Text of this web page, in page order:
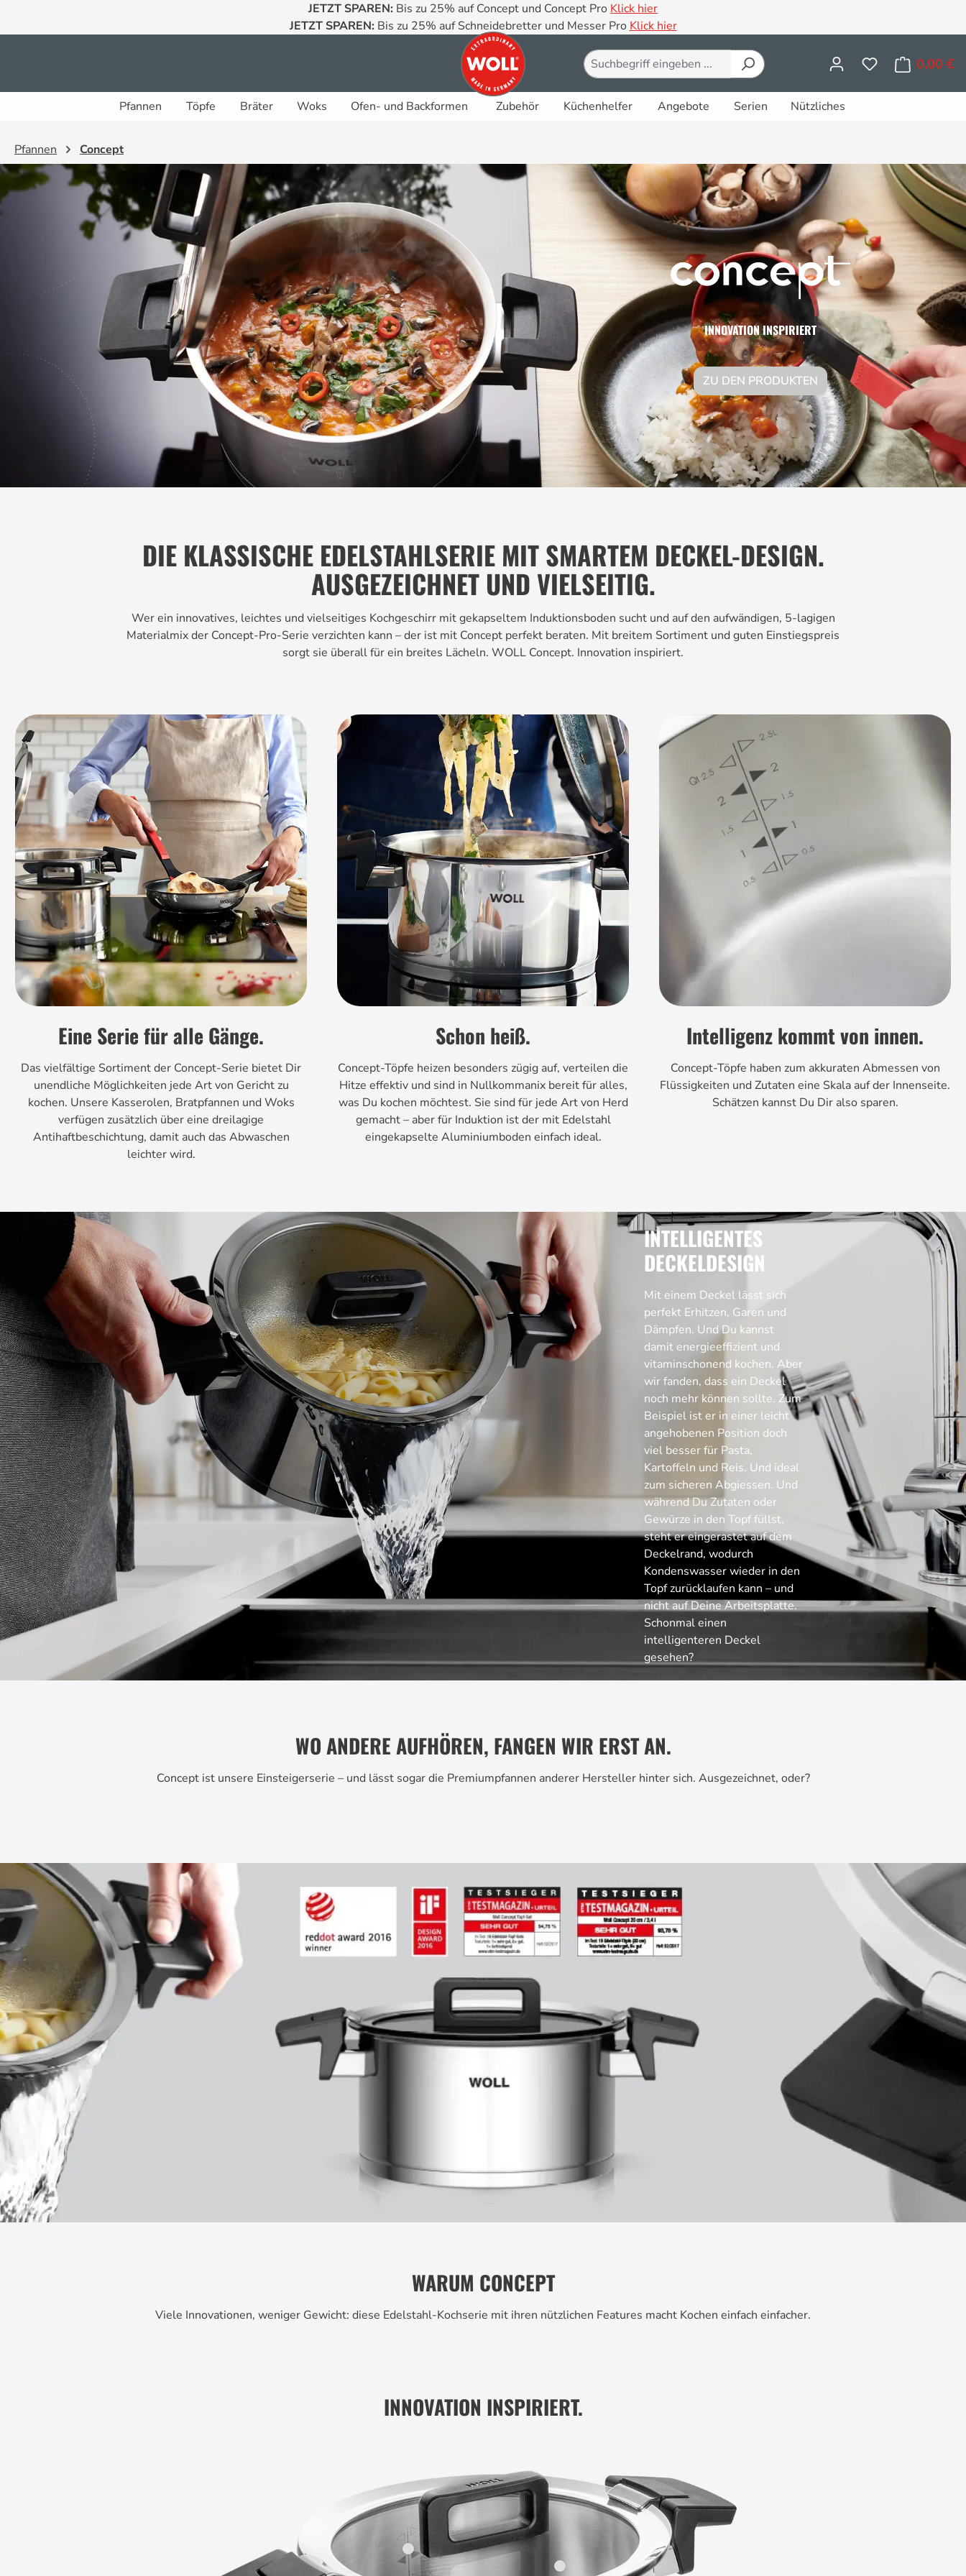
JETZT SPAREN: Bis zu 25% auf Concept und Concept Pro Klick hier
JETZT SPAREN: Bis zu 25% auf Schneidebretter und Messer Pro Klick hier
0,00 €
Pfannen Töpfe Bräter Woks Ofen- und Backformen Zubehör Küchenhelfer Angebote Serien Nützliches
Pfannen Concept
INNOVATION INSPIRIERT
ZU DEN PRODUKTEN
DIE KLASSISCHE EDELSTAHLSERIE MIT SMARTEM DECKEL-DESIGN.
AUSGEZEICHNET UND VIELSEITIG.
Wer ein innovatives, leichtes und vielseitiges Kochgeschirr mit gekapseltem Induktionsboden sucht und auf den aufwändigen, 5-lagigen
Materialmix der Concept-Pro-Serie verzichten kann – der ist mit Concept perfekt beraten. Mit breitem Sortiment und guten Einstiegspreis
sorgt sie überall für ein breites Lächeln. WOLL Concept. Innovation inspiriert.
Eine Serie für alle Gänge.
Das vielfältige Sortiment der Concept-Serie bietet Dir
unendliche Möglichkeiten jede Art von Gericht zu
kochen. Unsere Kasserolen, Bratpfannen und Woks
verfügen zusätzlich über eine dreilagige
Antihaftbeschichtung, damit auch das Abwaschen
leichter wird.
Schon heiß.
Concept-Töpfe heizen besonders zügig auf, verteilen die
Hitze effektiv und sind in Nullkommanix bereit für alles,
was Du kochen möchtest. Sie sind für jede Art von Herd
gemacht – aber für Induktion ist der mit Edelstahl
eingekapselte Aluminiumboden einfach ideal.
Intelligenz kommt von innen.
Concept-Töpfe haben zum akkuraten Abmessen von
Flüssigkeiten und Zutaten eine Skala auf der Innenseite.
Schätzen kannst Du Dir also sparen.
INTELLIGENTES
DECKELDESIGN
Mit einem Deckel lässt sich
perfekt Erhitzen, Garen und
Dämpfen. Und Du kannst
damit energieeffizient und
vitaminschonend kochen. Aber
wir fanden, dass ein Deckel
noch mehr können sollte. Zum
Beispiel ist er in einer leicht
angehobenen Position doch
viel besser für Pasta,
Kartoffeln und Reis. Und ideal
zum sicheren Abgiessen. Und
während Du Zutaten oder
Gewürze in den Topf füllst,
steht er eingerastet auf dem
Deckelrand, wodurch
Kondenswasser wieder in den
Topf zurücklaufen kann – und
nicht auf Deine Arbeitsplatte.
Schonmal einen
intelligenteren Deckel
gesehen?
WO ANDERE AUFHÖREN, FANGEN WIR ERST AN.
Concept ist unsere Einsteigerserie – und lässt sogar die Premiumpfannen anderer Hersteller hinter sich. Ausgezeichnet, oder?
WARUM CONCEPT
Viele Innovationen, weniger Gewicht: diese Edelstahl-Kochserie mit ihren nützlichen Features macht Kochen einfach einfacher.
INNOVATION INSPIRIERT.